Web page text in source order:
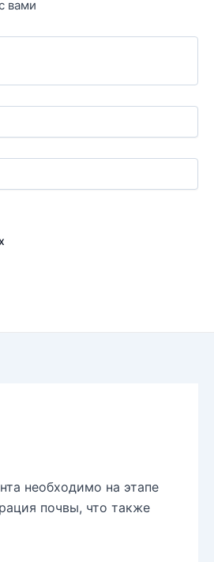
вами
необходимо на этапе
почвы, что также